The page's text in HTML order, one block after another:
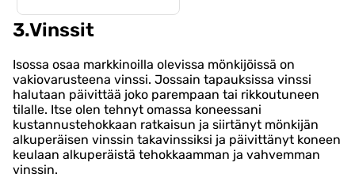
3.Vinssit
Isossa osaa markkinoilla olevissa mönkijöissä on
vakiovarusteena vinssi. Jossain tapauksissa vinssi
halutaan päivittää joko parempaan tai rikkoutuneen
tilalle. Itse olen tehnyt omassa koneessani
kustannustehokkaan ratkaisun ja siirtänyt mönkijän
alkuperäisen vinssin takavinssiksi ja päivittänyt koneen
keulaan alkuperäistä tehokkaamman ja vahvemman
vinssin.